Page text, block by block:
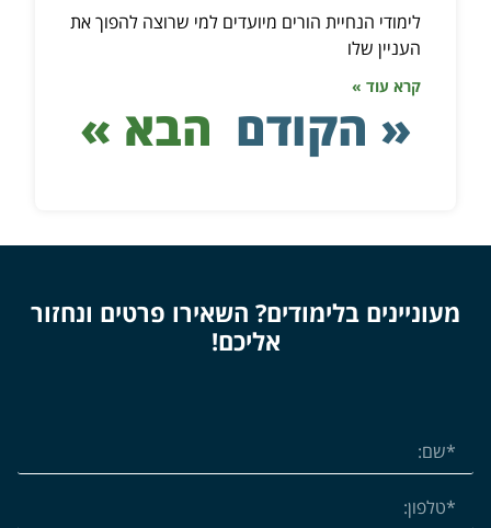
לימודי הנחיית הורים מיועדים למי שרוצה להפוך את
העניין שלו
קרא עוד »
« הקודם הבא »
מעוניינים בלימודים? השאירו פרטים ונחזור
אליכם!